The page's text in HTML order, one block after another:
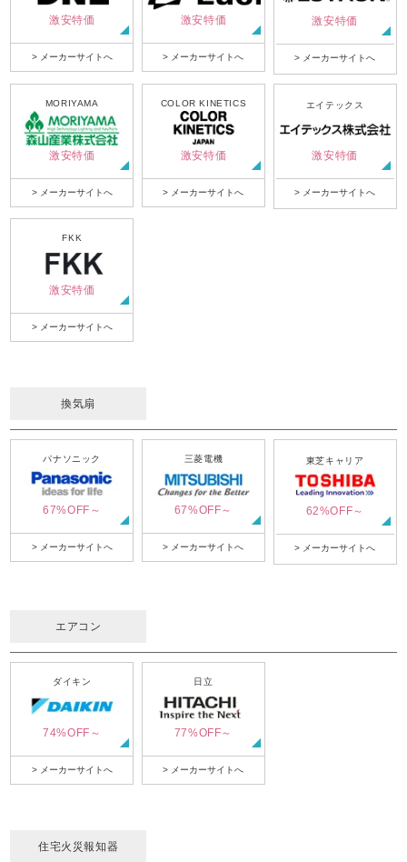
激安特価
> メーカーサイトへ
激安特価
> メーカーサイトへ
激安特価
> メーカーサイトへ
MORIYAMA
激安特価
> メーカーサイトへ
COLOR KINETICS
激安特価
> メーカーサイトへ
エイテックス
激安特価
> メーカーサイトへ
FKK
激安特価
> メーカーサイトへ
換気扇
パナソニック
67%OFF～
> メーカーサイトへ
三菱電機
67%OFF～
> メーカーサイトへ
東芝キャリア
62%OFF～
> メーカーサイトへ
エアコン
ダイキン
74%OFF～
> メーカーサイトへ
日立
77%OFF～
> メーカーサイトへ
住宅火災報知器